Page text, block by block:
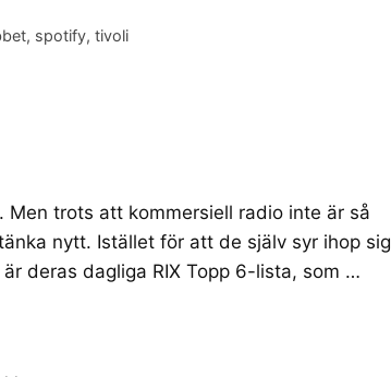
, spotify,tivoli
trots att kommersiell radio inte är så
nytt. Istället för att de själv syr ihop sig
deras dagliga RIX Topp 6-lista, som …